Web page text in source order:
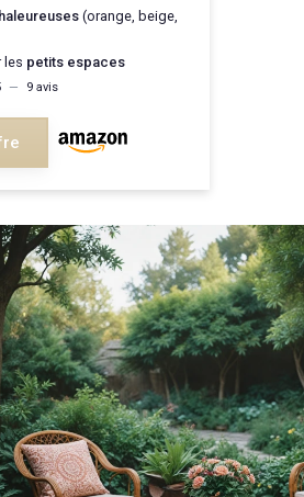
(orange, beige,
les petits espaces
— 9 avis